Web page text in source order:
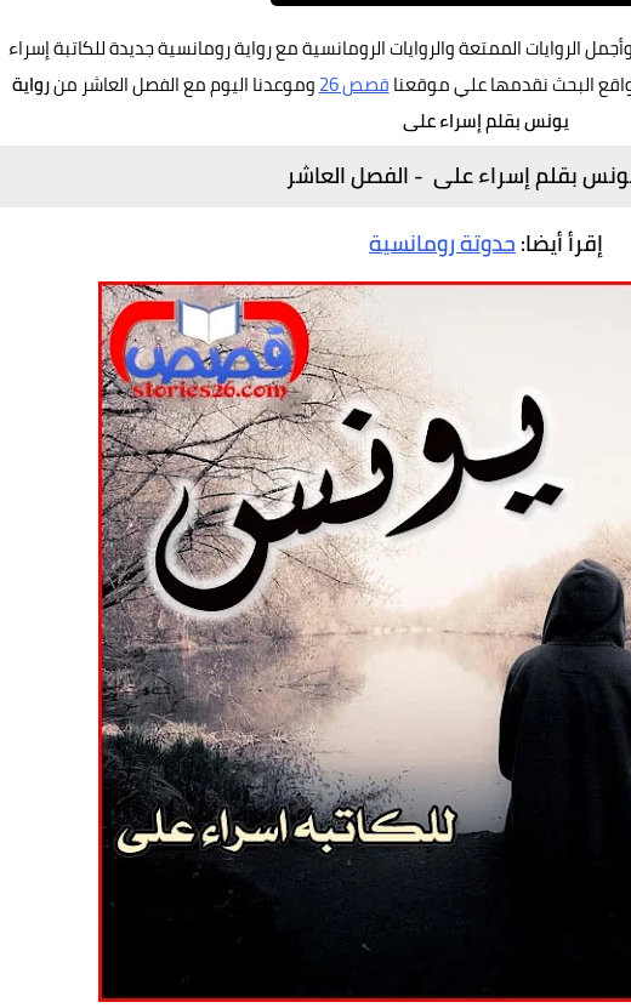
الروايات الممتعة والروايات الرومانسية مع رواية رومانسية جديدة للكاتبة إسراء
البحث نقدمها علي موقعناقصص 26 وموعدنا اليوم مع الفصل العاشر منرواية
يونس بقلم إسراء على
بقلم إسراء على - الفصلالعاشر
إقرأ أيضا:حدوتة رومانسية